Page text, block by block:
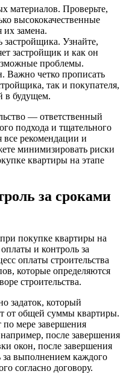
материалов. Проверьте,
высококачественные
их замена.
застройщика. Узнайте,
застройщик и как он
проблемы.
Важно четко прописать
так и покупателя,
в будущем.
— ответственный
подхода и тщательного
все рекомендации и
минимизировать риски
квартиры на этапе
за сроками
покупке квартиры на
и контроль за
оплаты строительства
которые определяются
строительства.
задаток, который
от общей суммы квартиры.
мере завершения
после завершения
окон, после завершения
за выполнением каждого
согласно договору.